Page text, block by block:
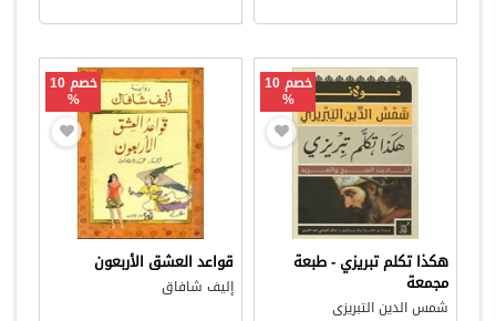
خصم 10
%
هكذا تكلم تبريزي - طبعة
مجمعة
شمس الدين التبريزى
خصم 10
%
قواعد العشق الأربعون
إليف شافاق